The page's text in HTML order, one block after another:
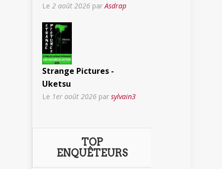
Le 2 août 2026 par Asdrap
Strange Pictures -
Uketsu
Le 1er août 2026 par sylvain3
TOP
ENQUÊTEURS